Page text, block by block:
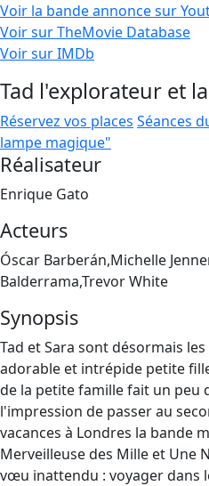
Voir la bande annonce sur
Voir sur TheMovie Database
Voir sur IMDb
Tad l'explorateur et
Réservez vos places Séances
lampe magique"
Réalisateur
Enrique Gato
Acteurs
Óscar Barberán,Michelle
Balderrama,Trevor White
Synopsis
Tad et Sara sont désormais
adorable et intrépide petite
de la petite famille fait un peu
l'impression de passer au
vacances à Londres la bande
Merveilleuse des Mille et Une
vœu inattendu : voyager dans